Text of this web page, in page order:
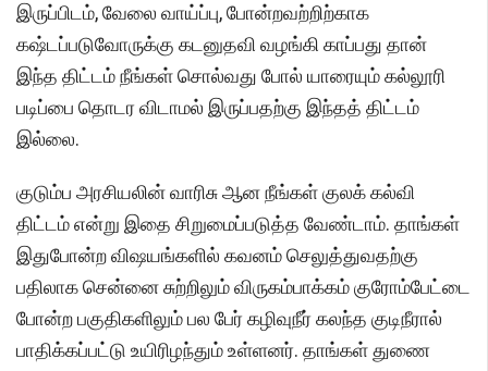
இருப்பிடம், வேலை வாய்ப்பு, போன்றவற்றிற்காக
கஷ்டப்படுவோருக்கு கடனுதவி வழங்கி காப்பது தான்
இந்த திட்டம் நீங்கள் சொல்வது போல் யாரையும் கல்லூரி
படிப்பை தொடர விடாமல் இருப்பதற்கு இந்தத் திட்டம்
இல்லை.
குடும்ப அரசியலின் வாரிசு ஆன நீங்கள் குலக் கல்வி
திட்டம் என்று இதை சிறுமைப்படுத்த வேண்டாம். தாங்கள்
இதுபோன்ற விஷயங்களில் கவனம் செலுத்துவதற்கு
பதிலாக சென்னை சுற்றிலும் விருகம்பாக்கம் குரோம்பேட்டை
போன்ற பகுதிகளிலும் பல பேர் கழிவுநீர் கலந்த குடிநீரால்
பாதிக்கப்பட்டு உயிரிழந்தும் உள்ளனர். தாங்கள் துணை